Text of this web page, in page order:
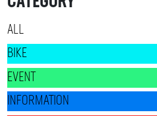
ALL
BIKE
EVENT
INFORMATION